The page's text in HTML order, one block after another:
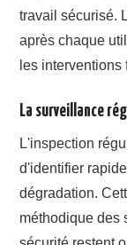
travail sécurisé.
après chaque
les interventions
La surveillance
L'inspection
d'identifier
dégradation.
méthodique des